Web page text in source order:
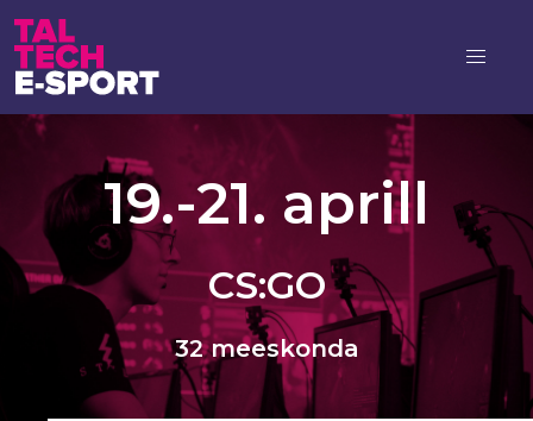
19.-21. aprill
CS:GO
32 meeskonda